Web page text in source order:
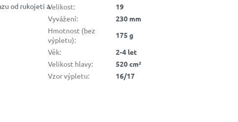
od rukojeti aVelikost:
19
Vyvážení:
230 mm
Hmotnost (bez
výpletu):
175 g
Věk:
2-4 let
Velikost hlavy:
520 cm²
Vzor výpletu: 16/17